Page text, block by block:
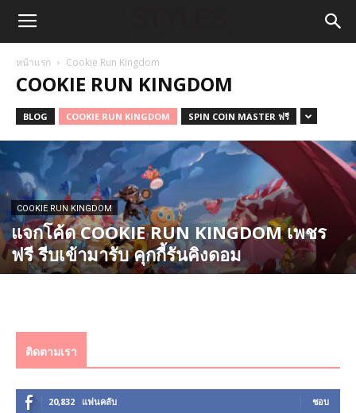
หน้าแรก Cookie Run Kingdom
COOKIE RUN KINGDOM
BLOG COOKIE RUN KINGDOM SPIN COIN MASTER ฟรี
COOKIE RUN KINGDOM
แจกโค้ด COOKIE RUN KINGDOM เพชร
ฟรี รีบเข้ามารับ คุกกี้รันคิงดอม
ติดตามเรา
20,832 แฟนคลับ ชอบ